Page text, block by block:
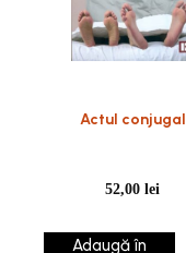
Actul conjugal
52,00lei
Adaugă în